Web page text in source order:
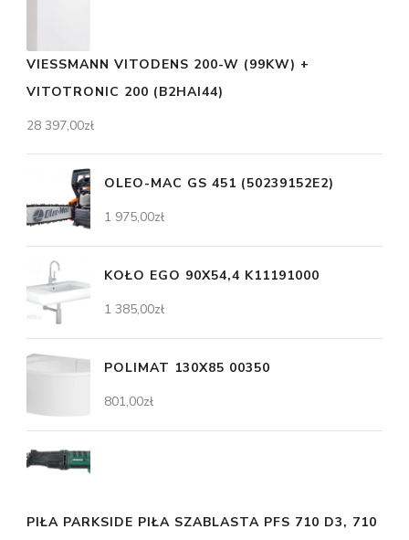
VIESSMANN VITODENS 200-W (99KW) +
VITOTRONIC 200 (B2HAI44)
28 397,00zł
OLEO-MAC GS 451 (50239152E2)
1 975,00zł
KOŁO EGO 90X54,4 K11191000
1 385,00zł
POLIMAT 130X85 00350
801,00zł
PIŁA PARKSIDE PIŁA SZABLASTA PFS 710 D3, 710